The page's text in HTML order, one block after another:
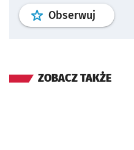
Obserwuj profil
ZOBACZ TAKŻE